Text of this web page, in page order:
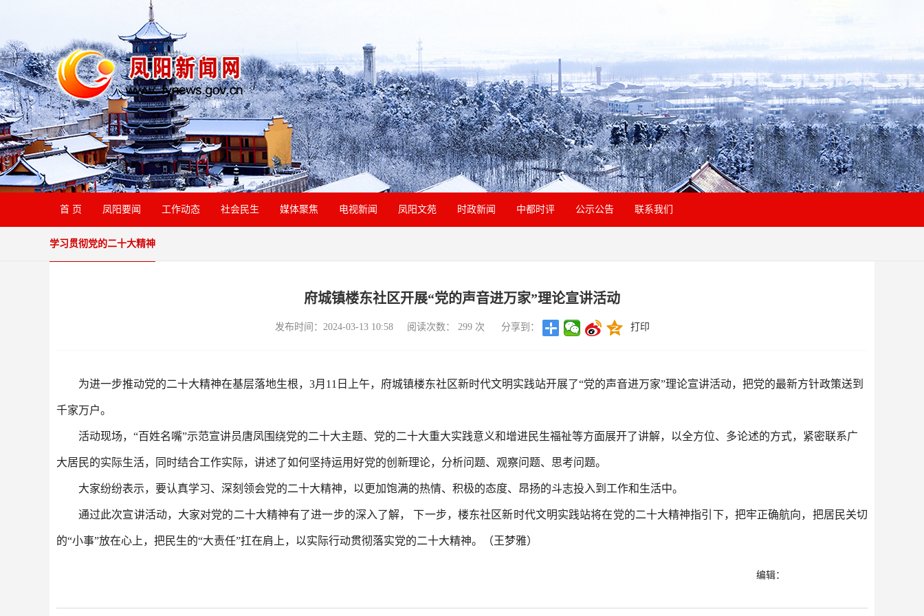
首 页 凤阳要闻 工作动态 社会民生 媒体聚焦 电视新闻 凤阳文苑 时政新闻 中都时评 公示公告 联系我们
学习贯彻党的二十大精神
府城镇楼东社区开展“党的声音进万家”理论宣讲活动
发布时间：2024-03-13 10:58 阅读次数： 299次 分享到： 打印
为进一步推动党的二十大精神在基层落地生根，3月11日上午，府城镇楼东社区新时代文明实践站开展了“党的声音进万家”理论宣讲活动，把党的最新方针政策送到
千家万户。
活动现场，“百姓名嘴”示范宣讲员唐凤围绕党的二十大主题、党的二十大重大实践意义和增进民生福祉等方面展开了讲解，以全方位、多论述的方式，紧密联系广
大居民的实际生活，同时结合工作实际，讲述了如何坚持运用好党的创新理论，分析问题、观察问题、思考问题。
大家纷纷表示，要认真学习、深刻领会党的二十大精神，以更加饱满的热情、积极的态度、昂扬的斗志投入到工作和生活中。
通过此次宣讲活动，大家对党的二十大精神有了进一步的深入了解， 下一步，楼东社区新时代文明实践站将在党的二十大精神指引下，把牢正确航向，把居民关切
的“小事”放在心上，把民生的“大责任”扛在肩上，以实际行动贯彻落实党的二十大精神。（王梦雅）
编辑：